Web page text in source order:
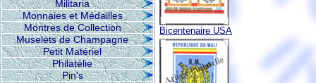
Militaria
Monnaies et Médailles
Montres de Collection
Muselets de Champagne
Petit Matériel
Philatélie
Pin's
Bicentenaire USA